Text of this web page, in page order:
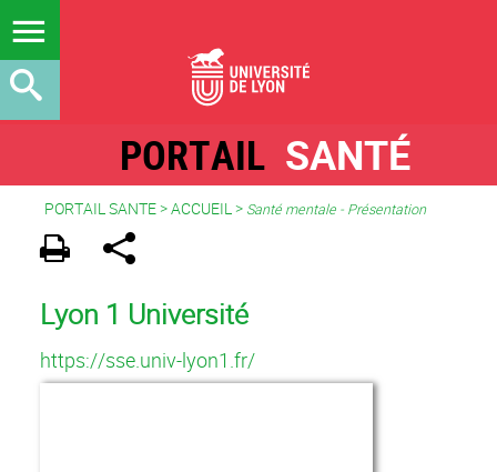
PORTAIL SANTÉ
PORTAIL SANTE>ACCUEIL> Santé mentale - Présentation
Lyon 1 Université
https://sse.univ-lyon1.fr/